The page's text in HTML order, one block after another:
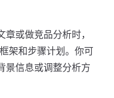
或做竞品分析时，
架和步骤计划。你可
景信息或调整分析方